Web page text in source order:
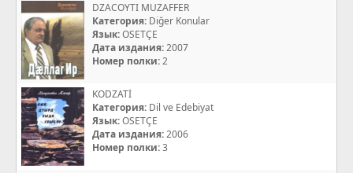
DZACOYTI MUZAFFER
Категория: Diğer Konular
Язык:OSETÇE
Дата издания:2007
Номер полки:2
KODZATİ
Категория: Dil ve Edebiyat
Язык:OSETÇE
Дата издания:2006
Номер полки:3